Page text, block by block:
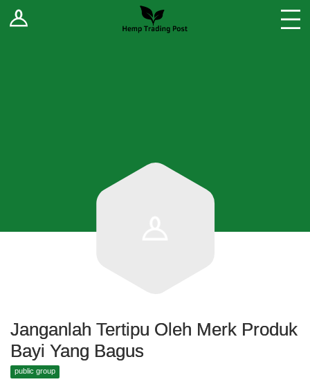
Log In Stores
Fee Comparison
How to Register as a Vendor
Janganlah Tertipu Oleh Merk Produk
Bayi Yang Bagus
public group